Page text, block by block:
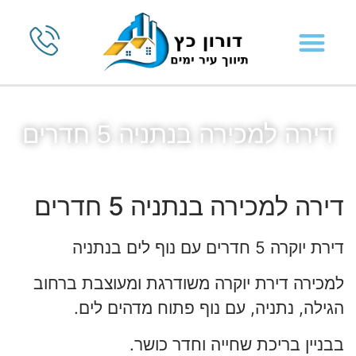
דירה למכירה בנתניה 5 חדרים
דירה למכירה בנתניה 5 חדרים
דירת יוקרה 5 חדרים עם נוף לים בנתניה
למכירה דירת יוקרה משודרגת ומעוצבת ברחוב
הגילה, נתניה, עם נוף פתוח מדהים לים.
בבניין בריכת שחייה וחדר כושר.